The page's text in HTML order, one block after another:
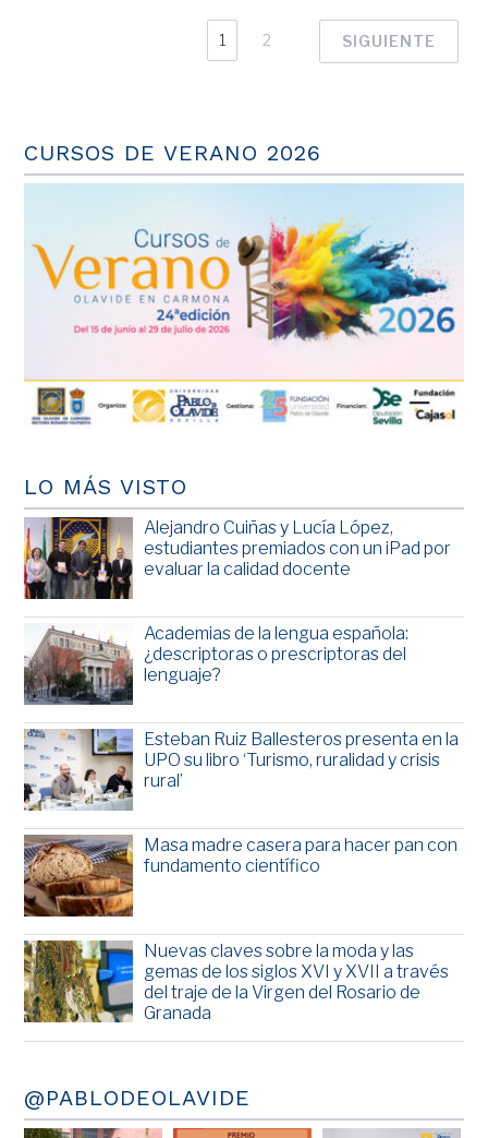
1 2 SIGUIENTE
CURSOS DE VERANO 2026
LO MÁS VISTO
Alejandro Cuiñas y Lucía López,
estudiantes premiados con un iPad por
evaluar la calidad docente
Academias de la lengua española:
¿descriptoras o prescriptoras del
lenguaje?
Esteban Ruiz Ballesteros presenta en la
UPO su libro ‘Turismo, ruralidad y crisis
rural’
Masa madre casera para hacer pan con
fundamento científico
Nuevas claves sobre la moda y las
gemas de los siglos XVI y XVII a través
del traje de la Virgen del Rosario de
Granada
@PABLODEOLAVIDE